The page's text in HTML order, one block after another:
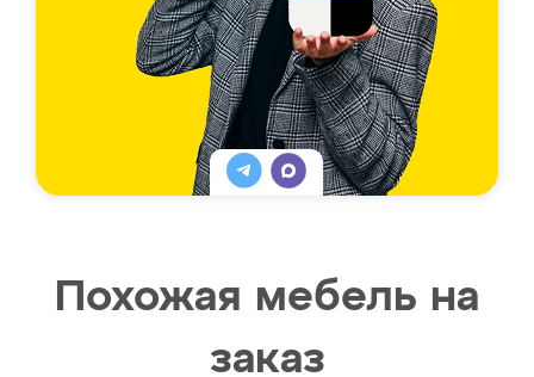
Похожая мебель на
заказ